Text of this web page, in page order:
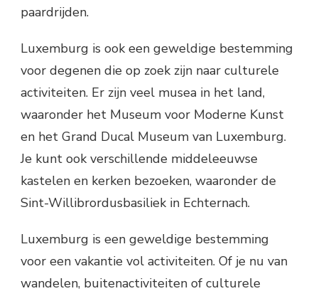
paardrijden.
Luxemburg is ook een geweldige bestemming
voor degenen die op zoek zijn naar culturele
activiteiten. Er zijn veel musea in het land,
waaronder het Museum voor Moderne Kunst
en het Grand Ducal Museum van Luxemburg.
Je kunt ook verschillende middeleeuwse
kastelen en kerken bezoeken, waaronder de
Sint-Willibrordusbasiliek in Echternach.
Luxemburg is een geweldige bestemming
voor een vakantie vol activiteiten. Of je nu van
wandelen, buitenactiviteiten of culturele